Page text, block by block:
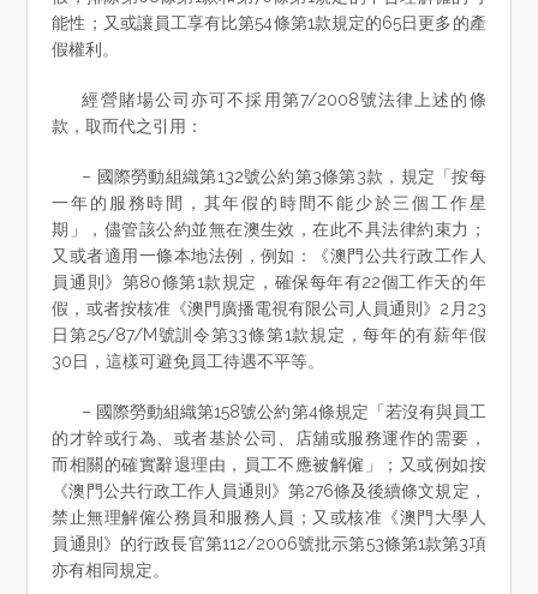
能性；又或讓員工享有比第54條第1款規定的65日更多的產
假權利。
經營賭場公司亦可不採用第7/2008號法律上述的條
款，取而代之引用：
– 國際勞動組織第132號公約第3條第3款，規定「按每
一年的服務時間，其年假的時間不能少於三個工作星
期」，儘管該公約並無在澳生效，在此不具法律約束力；
又或者適用一條本地法例，例如：《澳門公共行政工作人
員通則》第80條第1款規定，確保每年有22個工作天的年
假，或者按核准《澳門廣播電視有限公司人員通則》2月23
日第25/87/M號訓令第33條第1款規定，每年的有薪年假
30日，這樣可避免員工待遇不平等。
– 國際勞動組織第158號公約第4條規定「若沒有與員工
的才幹或行為、或者基於公司、店舖或服務運作的需要，
而相關的確實辭退理由，員工不應被解僱」；又或例如按
《澳門公共行政工作人員通則》第276條及後續條文規定，
禁止無理解僱公務員和服務人員；又或核准《澳門大學人
員通則》的行政長官第112/2006號批示第53條第1款第3項
亦有相同規定。